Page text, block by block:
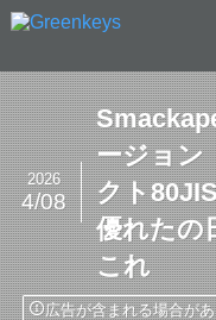
ージョン
クト
優れたの
これ
2026
4/08
広告が含まれる場合が